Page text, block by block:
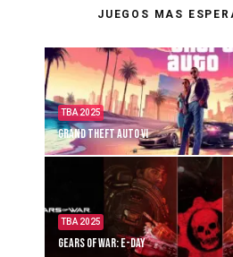
JUEGOS MAS
TBA 2025
Grand Theft Auto VI
TBA 2025
Gears of War: E-Day